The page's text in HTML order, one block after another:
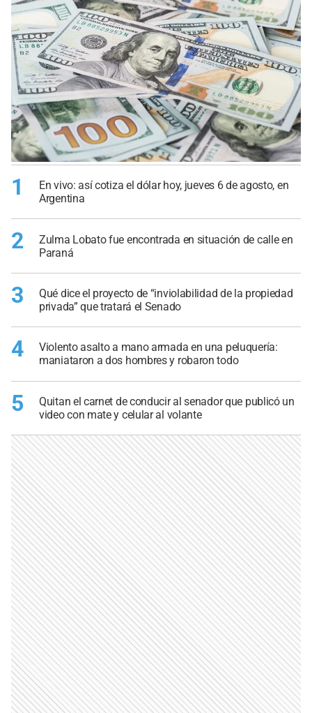
1
En vivo: así cotiza el dólar hoy, jueves 6 de agosto, en
Argentina
2
Zulma Lobato fue encontrada en situación de calle en
Paraná
3
Qué dice el proyecto de “inviolabilidad de la propiedad
privada” que tratará el Senado
4
Violento asalto a mano armada en una peluquería:
maniataron a dos hombres y robaron todo
5
Quitan el carnet de conducir al senador que publicó un
video con mate y celular al volante